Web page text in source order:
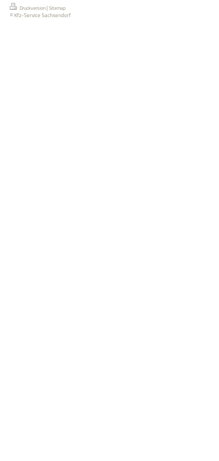
Druckversion | Sitemap
© Kfz-Service Sachsendorf